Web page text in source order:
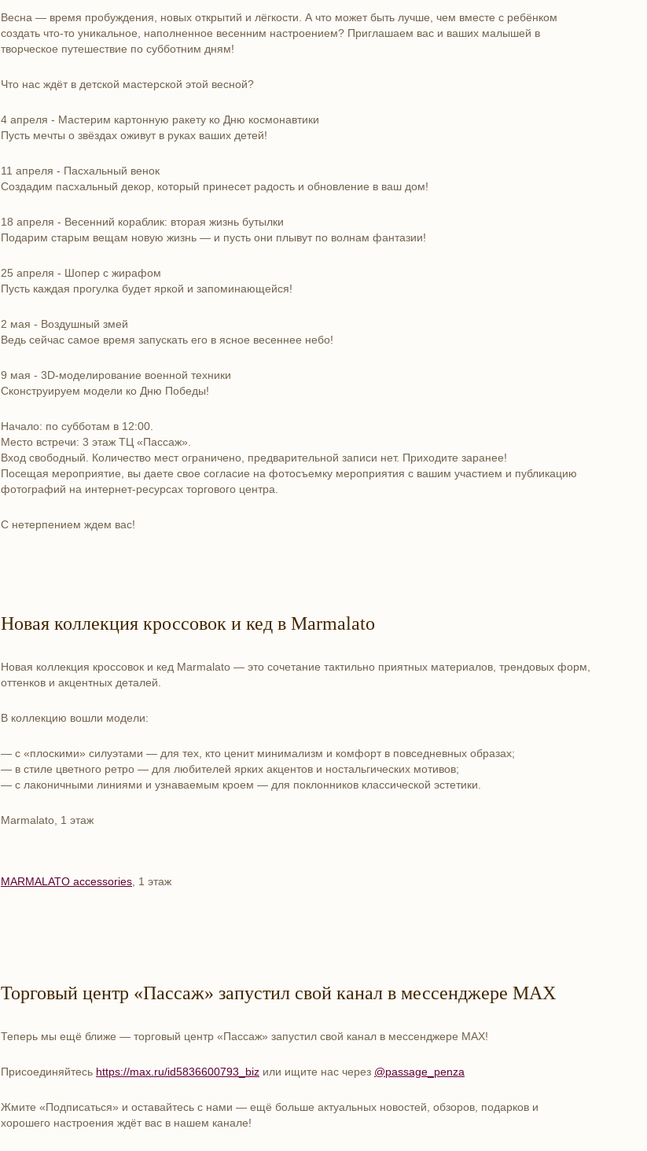
Весна — время пробуждения, новых открытий и лёгкости. А что может быть лучше, чем вместе с ребёнком
создать что-то уникальное, наполненное весенним настроением? Приглашаем вас и ваших малышей в
творческое путешествие по субботним дням!
Что нас ждёт в детской мастерской этой весной?
4 апреля - Мастерим картонную ракету ко Дню космонавтики
Пусть мечты о звёздах оживут в руках ваших детей!
11 апреля - Пасхальный венок
Создадим пасхальный декор, который принесет радость и обновление в ваш дом!
18 апреля - Весенний кораблик: вторая жизнь бутылки
Подарим старым вещам новую жизнь — и пусть они плывут по волнам фантазии!
25 апреля - Шопер с жирафом
Пусть каждая прогулка будет яркой и запоминающейся!
2 мая - Воздушный змей
Ведь сейчас самое время запускать его в ясное весеннее небо!
9 мая - 3D-моделирование военной техники
Сконструируем модели ко Дню Победы!
Начало: по субботам в 12:00.
Место встречи: 3 этаж ТЦ «Пассаж».
Вход свободный. Количество мест ограничено, предварительной записи нет. Приходите заранее!
Посещая мероприятие, вы даете свое согласие на фотосъемку мероприятия с вашим участием и публикацию
фотографий на интернет-ресурсах торгового центра.
С нетерпением ждем вас!
Новая коллекция кроссовок и кед в Marmalato
Новая коллекция кроссовок и кед Marmalato — это сочетание тактильно приятных материалов, трендовых форм,
оттенков и акцентных деталей.
В коллекцию вошли модели:
— с «плоскими» силуэтами — для тех, кто ценит минимализм и комфорт в повседневных образах;
— в стиле цветного ретро — для любителей ярких акцентов и ностальгических мотивов;
— с лаконичными линиями и узнаваемым кроем — для поклонников классической эстетики.
Marmalato, 1 этаж
MARMALATO accessories , 1 этаж
Торговый центр «Пассаж» запустил свой канал в мессенджере MAX
Теперь мы ещё ближе — торговый центр «Пассаж» запустил свой канал в мессенджере MAX!
Присоединяйтесь https://max.ru/id5836600793_ biz или ищите нас через @passage_penza
Жмите «Подписаться» и оставайтесь с нами — ещё больше актуальных новостей, обзоров, подарков и
хорошего настроения ждёт вас в нашем канале!